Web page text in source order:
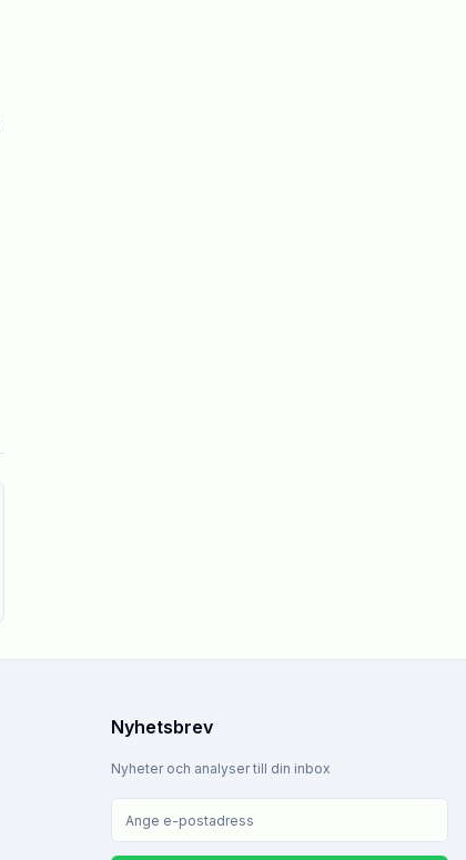
Nyhetsbrev
Nyheter och analyser till din inbox